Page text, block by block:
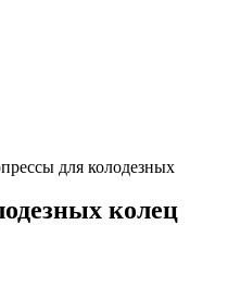
для колодезных
колец